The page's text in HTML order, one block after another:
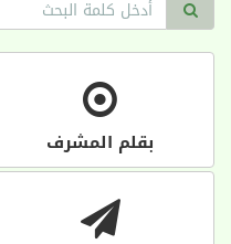
بقلم المشرف